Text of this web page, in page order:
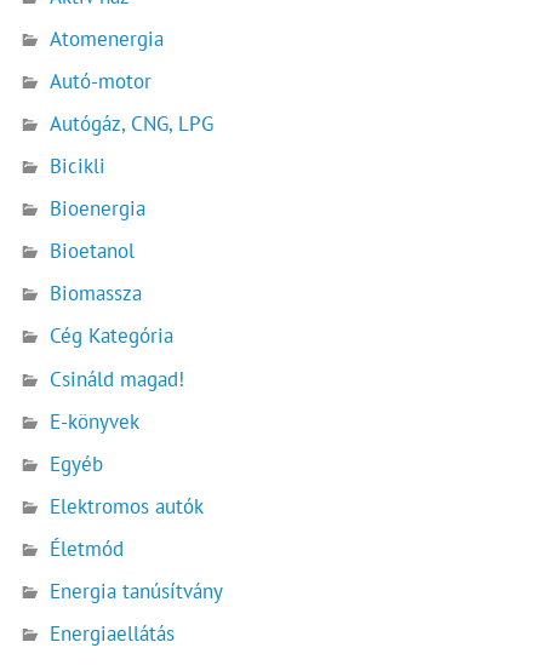
Atomenergia
Autó-motor
Autógáz, CNG, LPG
Bicikli
Bioenergia
Bioetanol
Biomassza
Cég Kategória
Csináld magad!
E-könyvek
Egyéb
Elektromos autók
Életmód
Energia tanúsítvány
Energiaellátás